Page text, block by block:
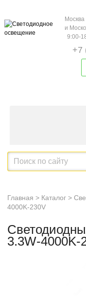
Москва
и
9:00-
+7
Главная > Каталог >
4000K-230V
3.3W-4000K-